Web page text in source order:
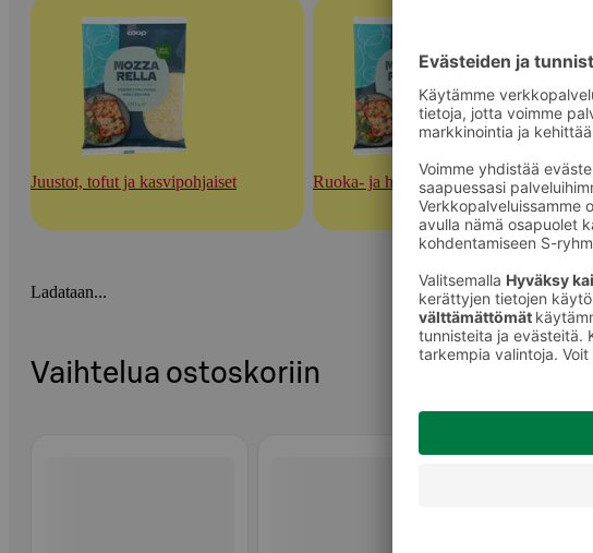
Juustot, tofut ja kasvipohjaiset Ruoka- ja herkuttelujuustot
Ladataan...
Vaihtelua ostoskoriin